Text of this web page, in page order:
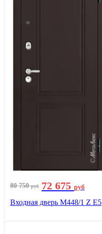
80 750руб 72 675 руб
Входная дверь М448/1 Z Е5